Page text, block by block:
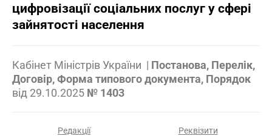
цифровізації соціальних послуг у сфері
зайнятості населення
Кабінет Міністрів України | Постанова, Перелік,
Договір, Форма типового документа, Порядок
від 29.10.2025 № 1403
Редакції Реквізити